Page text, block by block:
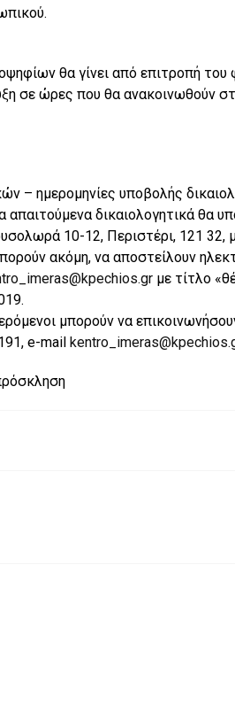
θα γίνει από επιτροπή του
σε ώρες που θα ανακοινωθούν
– ημερομηνίες υποβολής
απαιτούμενα δικαιολογητικά θα
10-12, Περιστέρι, 121
ακόμη, να αποστείλουν
με τίτλο
μπορούν να
e-mail